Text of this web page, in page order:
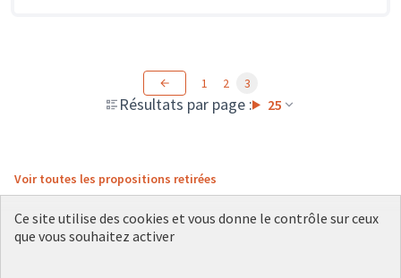
Résultats par page : 25
1 2 3
Voir toutes les propositions retirées
Ce site utilise des cookies et vous donne le contrôle sur ceux
que vous souhaitez activer